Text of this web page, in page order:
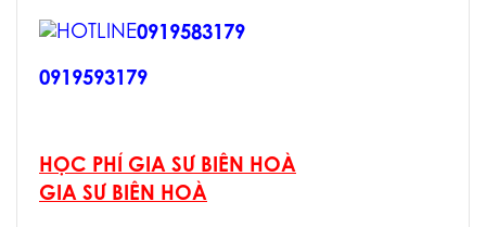
0919583179
0919593179
HỌC PHÍ GIA SƯ BIÊN HOÀ
GIA SƯ BIÊN HOÀ